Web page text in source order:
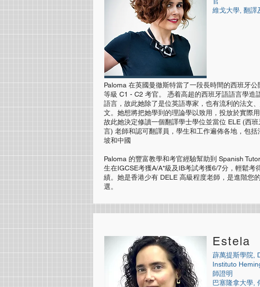
維戈大學, 翻譯
Paloma 在英國曼徹斯特當了一段長時間的西班牙公
等級 C1 - C2 考官。 憑着高超的西班牙語語言學造
語言，故此她除了是位英語專家，也有流利的法文
文。她想將把她學到的理論學以致用，投放於實際
故此她決定修讀一個翻譯學士學位並當位 ELE (西
言) 老師和認可翻譯員，學生和工作遍佈各地，包括
坡和中國
Paloma 的豐富教學和考官經驗幫助到 Spanish
生在IGCSE考獲A/A*級及IB考試考獲6/7分，輕鬆考
績。她是香港少有 DELE 高級程度老師，是進階您
選。
Estela
薜萬提斯學院,
Instituto
師證明
巴塞隆拿大學,